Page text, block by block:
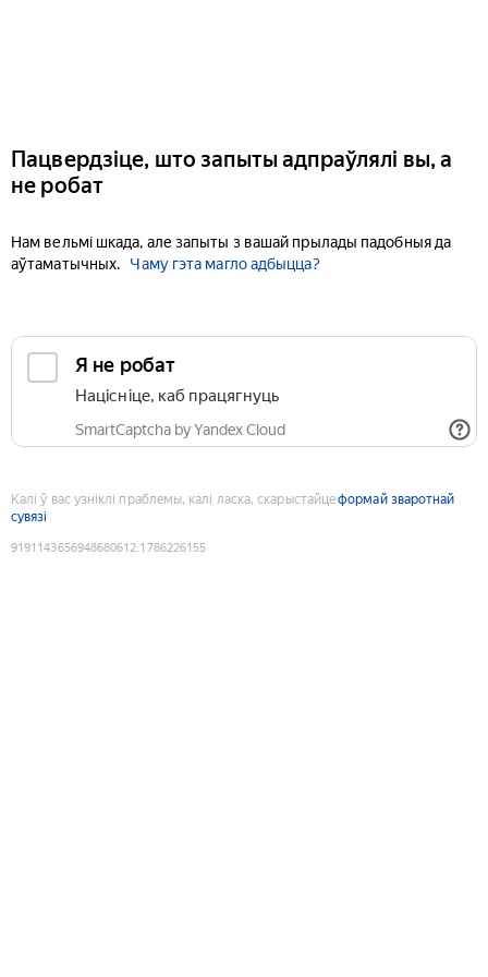
Пацвердзіце, што запыты адпраўлялі вы, а
не робат
Нам вельмі шкада, але запыты з вашай прылады падобныя да
аўтаматычных.
Чаму гэта магло адбыцца?
Я не робат
Націсніце, каб працягнуць
SmartCaptcha by Yandex Cloud
Калі ў вас узніклі праблемы, калі ласка, скарыстайцеформай зваротнай
сувязі
9191143656948680612:1786226155